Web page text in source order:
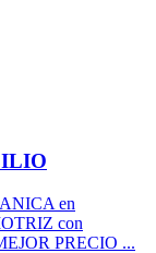
en
con
PRECIO ...